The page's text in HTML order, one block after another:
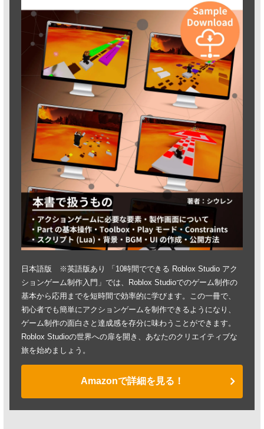
日本語版 ※英語版あり 「10時間でできる Roblox Studio アク
ションゲーム制作入門」では、Roblox Studioでのゲーム制作の
基本から応用までを短時間で効率的に学びます。この一冊で、
初心者でも簡単にアクションゲームを制作できるようになり、
ゲーム制作の面白さと達成感を存分に味わうことができます。
Roblox Studioの世界への扉を開き、あなたのクリエイティブな
旅を始めましょう。
Amazonで詳細を見る！